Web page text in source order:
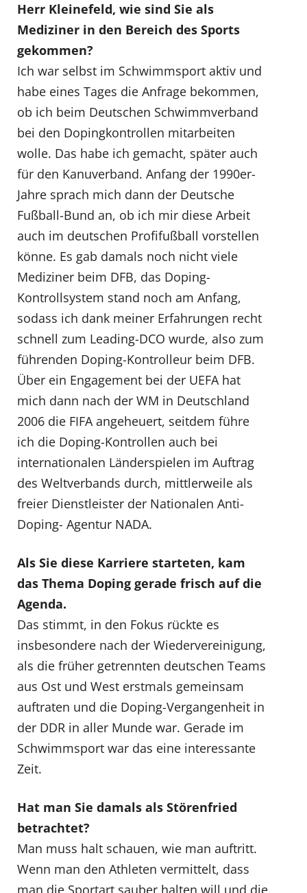
Herr Kleinefeld, wie sind Sie als
Mediziner in den Bereich des Sports
gekommen?
Ich war selbst im Schwimmsport aktiv und
habe eines Tages die Anfrage bekommen,
ob ich beim Deutschen Schwimmverband
bei den Dopingkontrollen mitarbeiten
wolle. Das habe ich gemacht, später auch
für den Kanuverband. Anfang der 1990er-
Jahre sprach mich dann der Deutsche
Fußball-Bund an, ob ich mir diese Arbeit
auch im deutschen Profifußball vorstellen
könne. Es gab damals noch nicht viele
Mediziner beim DFB, das Doping-
Kontrollsystem stand noch am Anfang,
sodass ich dank meiner Erfahrungen recht
schnell zum Leading-DCO wurde, also zum
führenden Doping-Kontrolleur beim DFB.
Über ein Engagement bei der UEFA hat
mich dann nach der WM in Deutschland
2006 die FIFA angeheuert, seitdem führe
ich die Doping-Kontrollen auch bei
internationalen Länderspielen im Auftrag
des Weltverbands durch, mittlerweile als
freier Dienstleister der Nationalen Anti-
Doping- Agentur NADA.
Als Sie diese Karriere starteten, kam
das Thema Doping gerade frisch auf die
Agenda.
Das stimmt, in den Fokus rückte es
insbesondere nach der Wiedervereinigung,
als die früher getrennten deutschen Teams
aus Ost und West erstmals gemeinsam
auftraten und die Doping-Vergangenheit in
der DDR in aller Munde war. Gerade im
Schwimmsport war das eine interessante
Zeit.
Hat man Sie damals als Störenfried
betrachtet?
Man muss halt schauen, wie man auftritt.
Wenn man den Athleten vermittelt, dass
man die Sportart sauber halten will und die